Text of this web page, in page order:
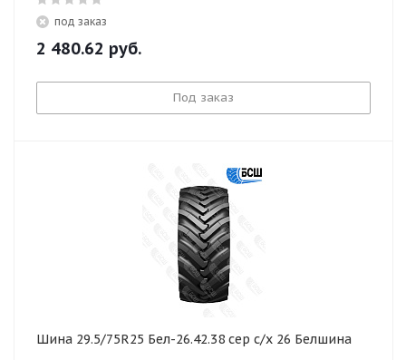
под заказ
2 480.62 руб.
Под заказ
Шина 29.5/75R25 Бел-26.42.38 сер с/х 26 Белшина